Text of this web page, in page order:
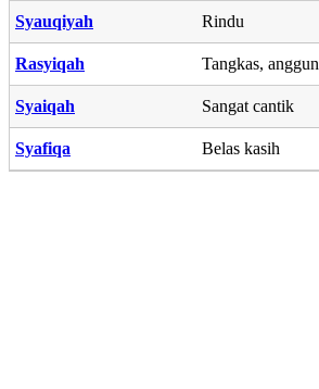
Syauqiyah Rindu
Rasyiqah Tangkas, anggun
Syaiqah Sangat cantik
Syafiqa Belas kasih